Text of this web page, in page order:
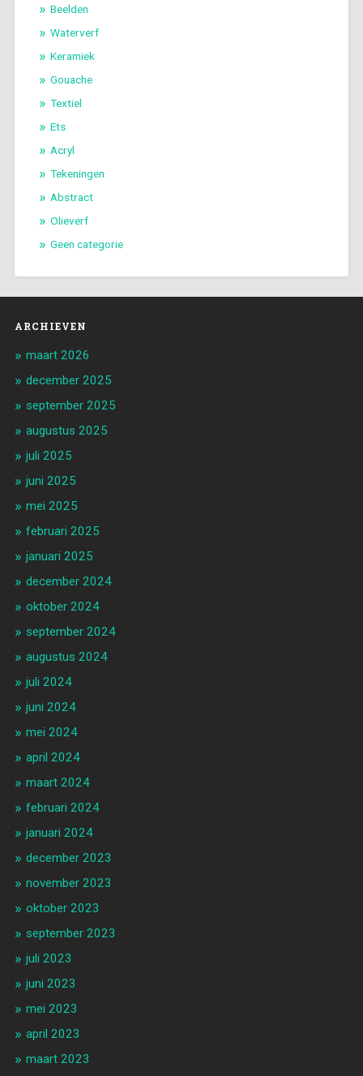
Beelden
Waterverf
Keramiek
Gouache
Textiel
Ets
Acryl
Tekeningen
Abstract
Olieverf
Geen categorie
ARCHIEVEN
maart 2026
december 2025
september 2025
augustus 2025
juli 2025
juni 2025
mei 2025
februari 2025
januari 2025
december 2024
oktober 2024
september 2024
augustus 2024
juli 2024
juni 2024
mei 2024
april 2024
maart 2024
februari 2024
januari 2024
december 2023
november 2023
oktober 2023
september 2023
juli 2023
juni 2023
mei 2023
april 2023
maart 2023